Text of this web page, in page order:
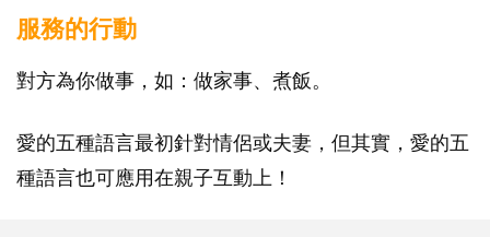
服務的行動
對方為你做事，如：做家事、煮飯。
愛的五種語言最初針對情侶或夫妻，但其實，愛的五
種語言也可應用在親子互動上！